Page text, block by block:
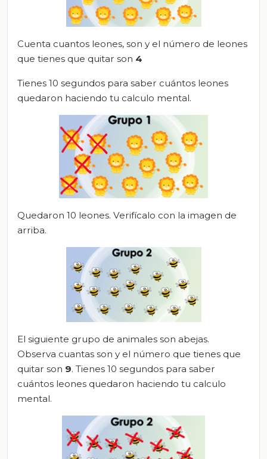
Cuenta cuantos leones, son y el número de leones
que tienes que quitar son 4
Tienes 10 segundos para saber cuántos leones
quedaron haciendo tu calculo mental.
Quedaron 10 leones. Verifícalo con la imagen de
arriba.
El siguiente grupo de animales son abejas.
Observa cuantas son y el número que tienes que
quitar son 9. Tienes 10 segundos para saber
cuántos leones quedaron haciendo tu calculo
mental.